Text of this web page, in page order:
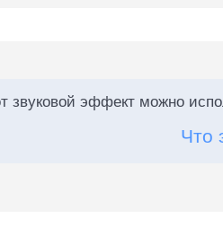
звуковой эффект можно
Что